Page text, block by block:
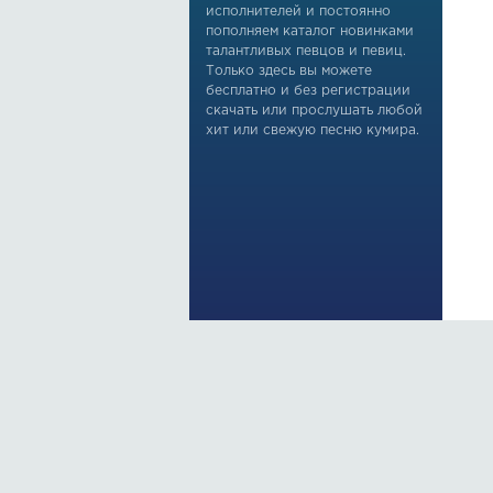
исполнителей и постоянно
пополняем каталог новинками
талантливых певцов и певиц.
Только здесь вы можете
бесплатно и без регистрации
скачать или прослушать любой
хит или свежую песню кумира.